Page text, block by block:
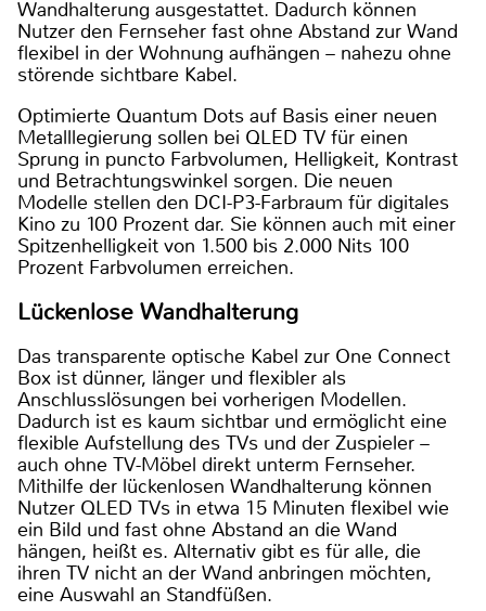
Wandhalterung ausgestattet. Dadurch können
Nutzer den Fernseher fast ohne Abstand zur Wand
flexibel in der Wohnung aufhängen – nahezu ohne
störende sichtbare Kabel.
Optimierte Quantum Dots auf Basis einer neuen
Metalllegierung sollen bei QLED TV für einen
Sprung in puncto Farbvolumen, Helligkeit, Kontrast
und Betrachtungswinkel sorgen. Die neuen
Modelle stellen den DCI-P3-Farbraum für digitales
Kino zu 100 Prozent dar. Sie können auch mit einer
Spitzenhelligkeit von 1.500 bis 2.000 Nits 100
Prozent Farbvolumen erreichen.
Lückenlose Wandhalterung
Das transparente optische Kabel zur One Connect
Box ist dünner, länger und flexibler als
Anschlusslösungen bei vorherigen Modellen.
Dadurch ist es kaum sichtbar und ermöglicht eine
flexible Aufstellung des TVs und der Zuspieler –
auch ohne TV-Möbel direkt unterm Fernseher.
Mithilfe der lückenlosen Wandhalterung können
Nutzer QLED TVs in etwa 15 Minuten flexibel wie
ein Bild und fast ohne Abstand an die Wand
hängen, heißt es. Alternativ gibt es für alle, die
ihren TV nicht an der Wand anbringen möchten,
eine Auswahl an Standfüßen.